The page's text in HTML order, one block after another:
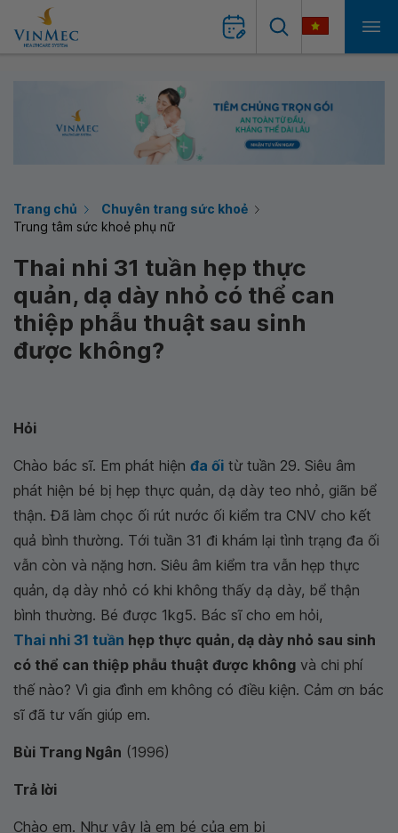
Trang chủ
Chuyên trang sức khoẻ
Trung tâm sức khoẻ phụ nữ
Thai nhi 31 tuần hẹp thực
quản, dạ dày nhỏ có thể can
thiệp phẫu thuật sau sinh
được không?
Hỏi
Chào bác sĩ. Em phát hiện đa ối từ tuần 29. Siêu âm
phát hiện bé bị hẹp thực quản, dạ dày teo nhỏ, giãn bể
thận. Đã làm chọc ối rút nước ối kiểm tra CNV cho kết
quả bình thường. Tới tuần 31 đi khám lại tình trạng đa ối
vẫn còn và nặng hơn. Siêu âm kiểm tra vẫn hẹp thực
quản, dạ dày nhỏ có khi không thấy dạ dày, bể thận
bình thường. Bé được 1kg5. Bác sĩ cho em hỏi,
Thai nhi 31 tuần hẹp thực quản, dạ dày nhỏ sau sinh
có thể can thiệp phẫu thuật được không và chi phí
thế nào? Vì gia đình em không có điều kiện. Cảm ơn bác
sĩ đã tư vấn giúp em.
Bùi Trang Ngân (1996)
Trả lời
Chào em. Như vậy là em bé của em bị